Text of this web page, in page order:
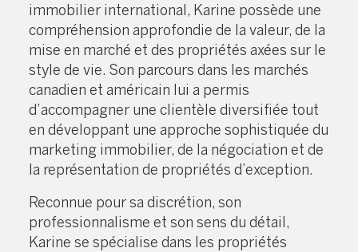
immobilier international, Karine possède une
compréhension approfondie de la valeur, de la
mise en marché et des propriétés axées sur le
style de vie. Son parcours dans les marchés
canadien et américain lui a permis
d’accompagner une clientèle diversifiée tout
en développant une approche sophistiquée du
marketing immobilier, de la négociation et de
la représentation de propriétés d’exception.
Reconnue pour sa discrétion, son
professionnalisme et son sens du détail,
Karine se spécialise dans les propriétés